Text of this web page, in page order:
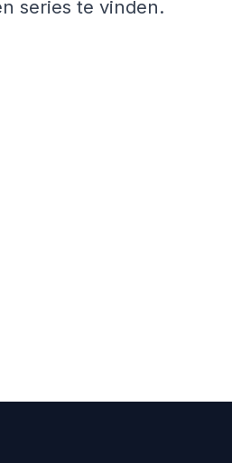
series te vinden.